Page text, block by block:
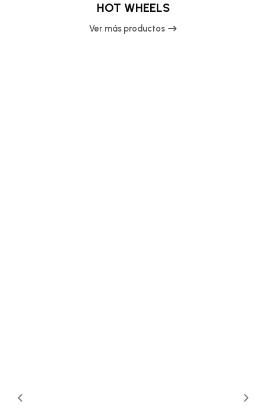
HOT WHEELS
Ver más productos